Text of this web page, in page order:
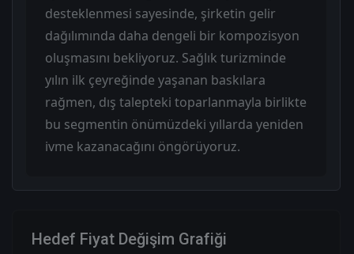
desteklenmesi sayesinde, şirketin gelir
dağılımında daha dengeli bir kompozisyon
oluşmasını bekliyoruz. Sağlık turizminde
yılın ilk çeyreğinde yaşanan baskılara
rağmen, dış talepteki toparlanmayla birlikte
bu segmentin önümüzdeki yıllarda yeniden
ivme kazanacağını öngörüyoruz.
Hedef Fiyat Değişim Grafiği